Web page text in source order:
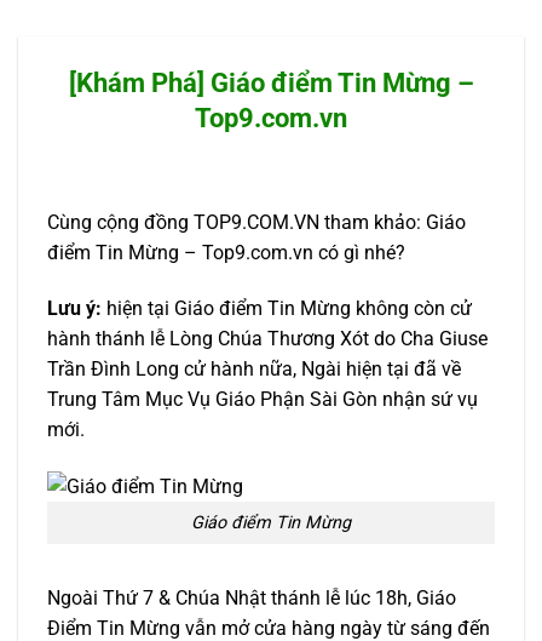
[Khám Phá] Giáo điểm Tin Mừng –
Top9.com.vn
Cùng cộng đồng TOP9.COM.VN tham khảo: Giáo
điểm Tin Mừng – Top9.com.vn có gì nhé?
Lưu ý: hiện tại Giáo điểm Tin Mừng không còn cử
hành thánh lễ Lòng Chúa Thương Xót do Cha Giuse
Trần Đình Long cử hành nữa, Ngài hiện tại đã về
Trung Tâm Mục Vụ Giáo Phận Sài Gòn nhận sứ vụ
mới.
Giáo điểm Tin Mừng
Ngoài Thứ 7 & Chúa Nhật thánh lễ lúc 18h, Giáo
Điểm Tin Mừng vẫn mở cửa hàng ngày từ sáng đến